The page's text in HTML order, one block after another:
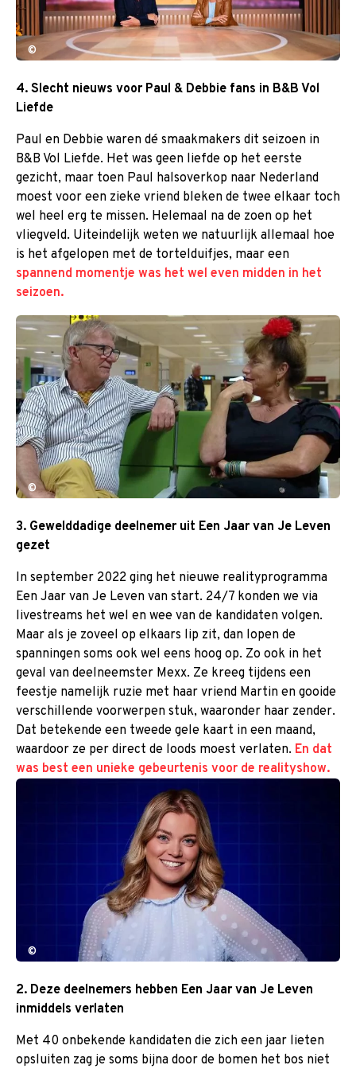
©
©
©
4. Slecht nieuws voor Paul & Debbie fans in B&B Vol
Liefde
Paul en Debbie waren dé smaakmakers dit seizoen in
B&B Vol Liefde. Het was geen liefde op het eerste
gezicht, maar toen Paul halsoverkop naar Nederland
moest voor een zieke vriend bleken de twee elkaar toch
wel heel erg te missen. Helemaal na de zoen op het
vliegveld. Uiteindelijk weten we natuurlijk allemaal hoe
is het afgelopen met de tortelduifjes, maar een
spannend momentje was het wel even midden in het
seizoen.
©
3. Gewelddadige deelnemer uit Een Jaar van Je Leven
gezet
In september 2022 ging het nieuwe realityprogramma
Een Jaar van Je Leven van start. 24/7 konden we via
livestreams het wel en wee van de kandidaten volgen.
Maar als je zoveel op elkaars lip zit, dan lopen de
spanningen soms ook wel eens hoog op. Zo ook in het
geval van deelneemster Mexx. Ze kreeg tijdens een
feestje namelijk ruzie met haar vriend Martin en gooide
verschillende voorwerpen stuk, waaronder haar zender.
Dat betekende een tweede gele kaart in een maand,
waardoor ze per direct de loods moest verlaten. En dat
was best een unieke gebeurtenis voor de realityshow.
©
2. Deze deelnemers hebben Een Jaar van Je Leven
inmiddels verlaten
Met 40 onbekende kandidaten die zich een jaar lieten
opsluiten zag je soms bijna door de bomen het bos niet